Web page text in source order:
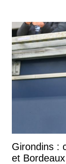
Girondins :
et Bordeaux